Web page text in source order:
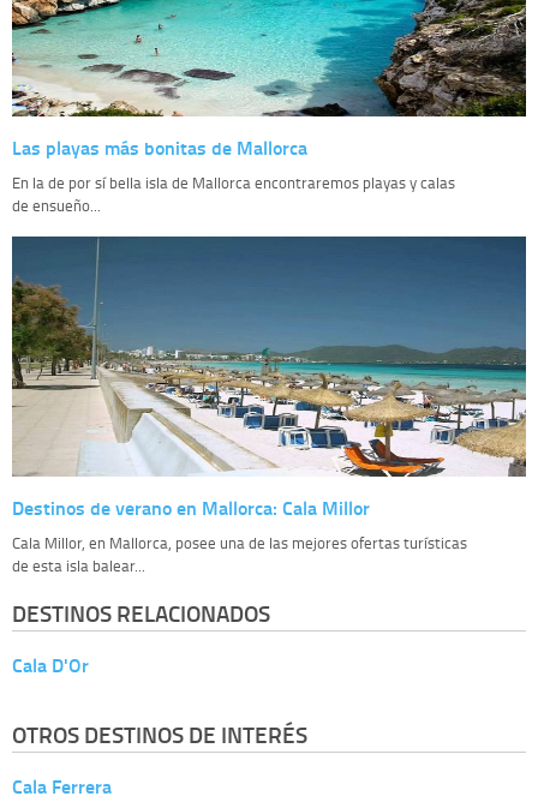
Las playas más bonitas de Mallorca
En la de por sí bella isla de Mallorca encontraremos playas y calas
de ensueño...
Destinos de verano en Mallorca: Cala Millor
Cala Millor, en Mallorca, posee una de las mejores ofertas turísticas
de esta isla balear...
DESTINOS RELACIONADOS
Cala D'Or
OTROS DESTINOS DE INTERÉS
Cala Ferrera